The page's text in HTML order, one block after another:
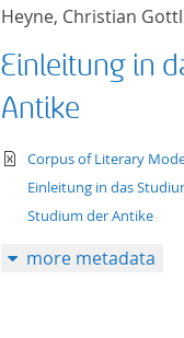
Heyne, Christian
Einleitung in
Antike
text/xml
Corpus of Literary
Einleitung in das
Studium der Antike
more metadata